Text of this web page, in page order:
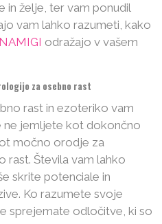
in želje, ter vam ponudil
vam lahko razumeti, kako
odražajo v vašem
za osebno rast
rast in ezoteriko vam
ne jemljete kot dokončno
močno orodje za
rast. Števila vam lahko
skrite potenciale in
Ko razumete svoje
sprejemate odločitve, ki so